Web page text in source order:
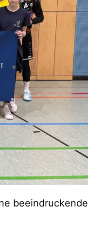
beeindruckende